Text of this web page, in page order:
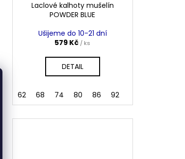
Laclové kalhoty mušelín
POWDER BLUE
Ušijeme do 10-21 dní
579 Kč / ks
DETAIL
62 68 74 80 86 92